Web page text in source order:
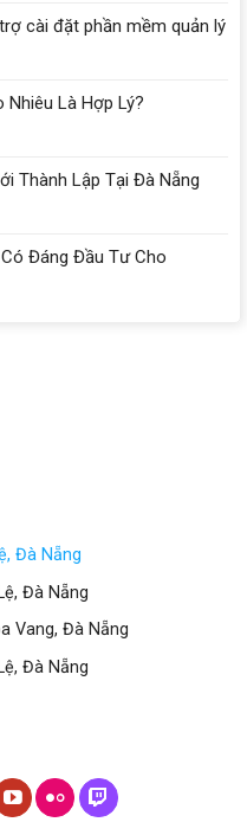
cài đặt phần mềm quản lý
Nhiêu Là Hợp Lý?
Thành Lập Tại Đà Nẵng
Đáng Đầu Tư Cho
Đà Nẵng
Đà Nẵng
Vang, Đà Nẵng
Đà Nẵng